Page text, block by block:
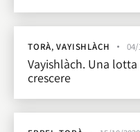
TORÀ,VAYISHLÀCH 04/
Vayishlàch. Una
crescere